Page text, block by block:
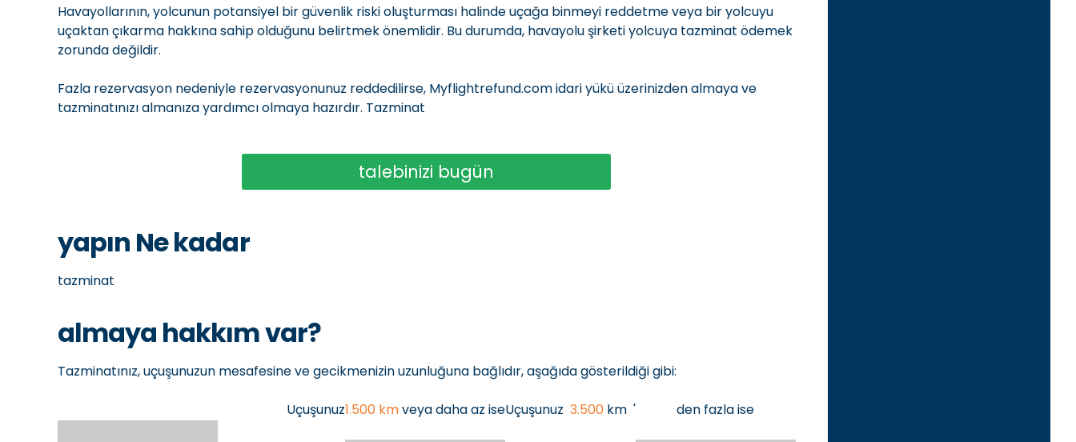
Havayollarının, yolcunun potansiyel bir güvenlik riski oluşturması halinde uçağa binmeyi reddetme veya bir yolcuyu
uçaktan çıkarma hakkına sahip olduğunu belirtmek önemlidir. Bu durumda, havayolu şirketi yolcuya tazminat ödemek
zorunda değildir.
Fazla rezervasyon nedeniyle rezervasyonunuz reddedilirse, Myflightrefund.com idari yükü üzerinizden almaya ve
tazminatınızı almanıza yardımcı olmaya hazırdır. Tazminat
talebinizi bugün
yapın Ne kadar
tazminat
almaya hakkım var?
Tazminatınız, uçuşunuzun mesafesine ve gecikmenizin uzunluğuna bağlıdır, aşağıda gösterildiği gibi:
Uçuşunuz1.500 kmveya daha az iseUçuşunuz 3.500 km ' den fazla ise